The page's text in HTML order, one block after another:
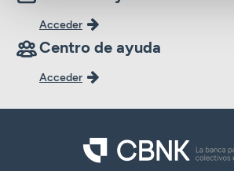
Acceder
Centro de ayuda
Acceder